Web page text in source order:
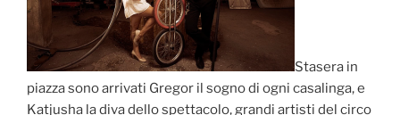
Stasera in
piazza sono arrivati Gregor il sogno di ogni casalinga, e
Katjusha la diva dello spettacolo, grandi artisti del circo